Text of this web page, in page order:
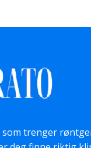
som trenger